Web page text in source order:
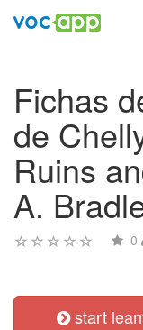
Fichas
de
Ruins
A.
0
start